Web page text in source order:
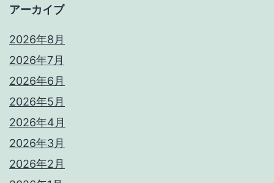
アーカイブ
2026年8月
2026年7月
2026年6月
2026年5月
2026年4月
2026年3月
2026年2月